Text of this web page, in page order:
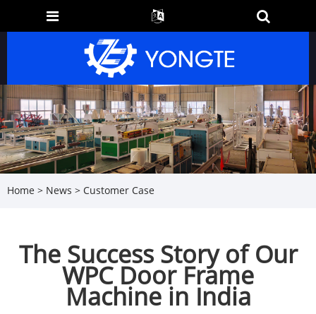
Home > News > Customer Case
The Success Story of Our
WPC Door Frame
Machine in India